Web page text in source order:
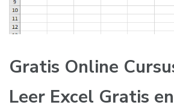
Gratis Online
Leer Excel Gratis en